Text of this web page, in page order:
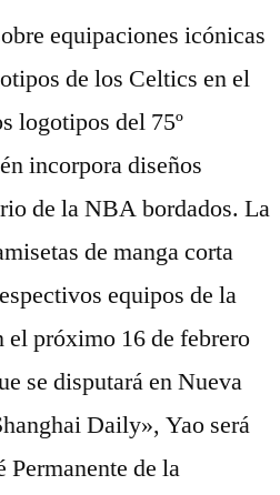
equipaciones icónicas
de los Celtics en el
logotipos del 75º
incorpora diseños
de la NBA bordados. La
de manga corta
equipos de la
el próximo 16 de febrero
se disputará en Nueva
Daily», Yao será
de la